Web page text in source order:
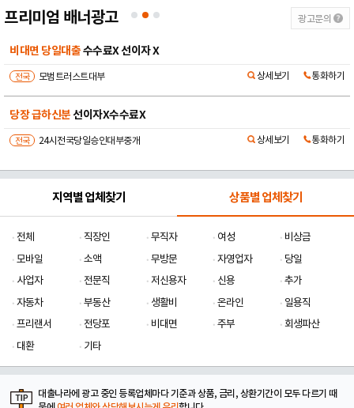
프리미엄 배너광고 광고문의
법정금리 당일대출비대면 당일 승인
전국 민생대부중개 상세보기 통화하기
믿고 연락주세요비대면 빠른진행
전국 뉴스타트대부중개 상세보기 통화하기
지역별 업체찾기 상품별 업체찾기
전체 직장인 무직자 여성
비상금
모바일
소액 무방문 자영업자
당일
사업자
전문직 저신용자 신용
추가
자동차
부동산 생활비 온라인
일용직
프리랜서
전당포 비대면 주부
회생파산
대환
기타
대출나라에 광고 중인 등록업체마다 기준과 상품, 금리, 상환기간이 모두 다르기 때